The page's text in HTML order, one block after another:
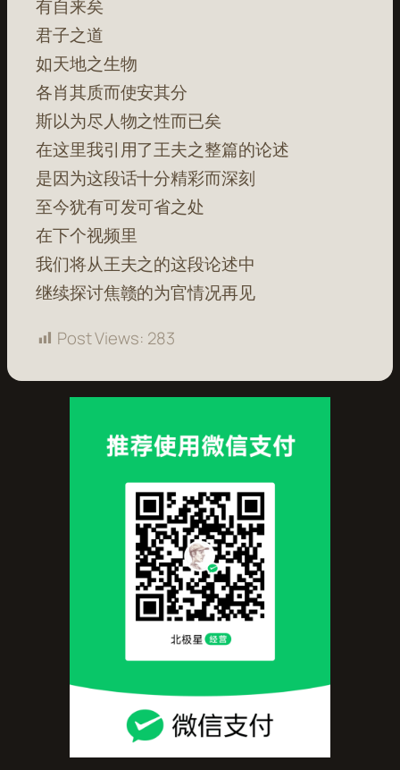
有自来矣
君子之道
如天地之生物
各肖其质而使安其分
斯以为尽人物之性而已矣
在这里我引用了王夫之整篇的论述
是因为这段话十分精彩而深刻
至今犹有可发可省之处
在下个视频里
我们将从王夫之的这段论述中
继续探讨焦赣的为官情况再见
Post Views: 283